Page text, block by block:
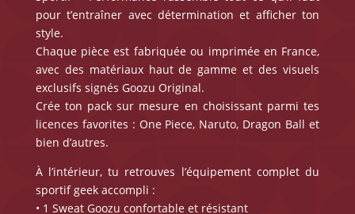
pour t’entraîner avec détermination et afficher ton
style.
Chaque pièce est fabriquée ou imprimée en France,
avec des matériaux haut de gamme et des visuels
exclusifs signés Goozu Original.
Crée ton pack sur mesure en choisissant parmi tes
licences favorites : One Piece, Naruto, Dragon Ball et
bien d’autres.
À l’intérieur, tu retrouves l’équipement complet du
sportif geek accompli :
• 1 Sweat Goozu confortable et résistant